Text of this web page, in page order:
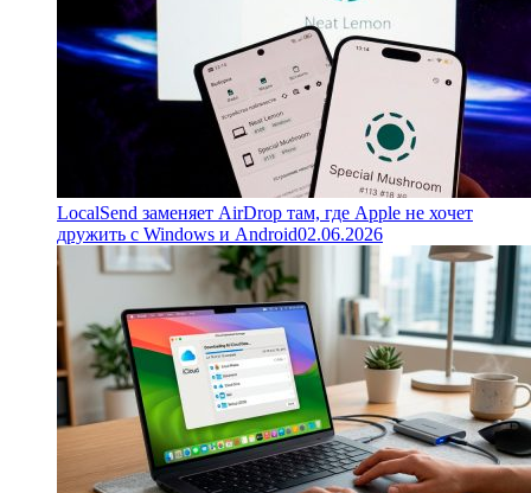
LocalSend заменяет AirDrop там, где Apple не хочет
дружить с Windows и Android02.06.2026